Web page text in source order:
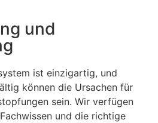
und
ist einzigartig, und
können die Ursachen für
sein. Wir verfügen
und die richtige